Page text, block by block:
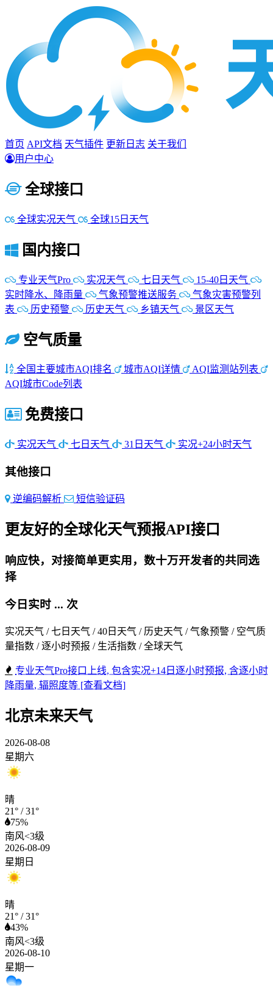
首页 API文档 天气插件 更新日志 关于我们
用户中心
全球接口
全球实况天气 全球15日天气
国内接口
专业天气Pro 实况天气 七日天气
15-40日天气
实时降水、降雨量
气象预警推送服务
气象灾害预警列
表
历史预警 历史天气 乡镇天气 景区天气
空气质量
全国主要城市AQI排名 城市AQI详情
AQI监测站列表
AQI城市Code列表
免费接口
实况天气 七日天气 31日天气 实况+24小时天气
其他接口
逆编码解析 短信验证码
更友好的全球化天气预报API接口
响应快，对接简单更实用，数十万开发者的共同选
择
今日实时 ... 次
实况天气 / 七日天气 / 40日天气 / 历史天气 / 气象预警 / 空气质
量指数 / 逐小时预报 / 生活指数 / 全球天气
专业天气Pro接口上线, 包含实况+14日逐小时预报, 含逐小时
降雨量, 辐照度等 [查看文档]
北京未来天气
2026-08-08
星期六
晴
21° / 31°
75%
南风<3级
2026-08-09
星期日
晴
21° / 31°
43%
南风<3级
2026-08-10
星期一